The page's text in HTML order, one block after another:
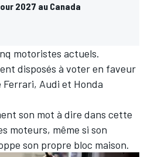
2027 au Canada
motoristes actuels.
disposés à voter en faveur
Ferrari, Audi et Honda
son mot à dire dans cette
moteurs, même si son
son propre bloc maison.